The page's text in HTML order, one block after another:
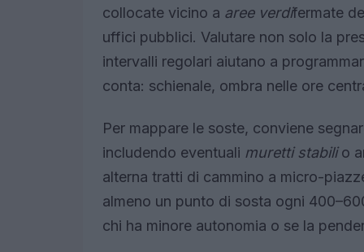
collocate vicino a aree verdifermate
uffici pubblici. Valutare non solo la
intervalli regolari aiutano a
conta: schienale, ombra nelle ore
Per mappare le soste, conviene
includendo eventuali muretti stabilio
alterna tratti di cammino a micro-
almeno un punto di sosta ogni
chi ha minore autonomia o se la